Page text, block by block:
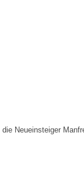
Neueinsteiger